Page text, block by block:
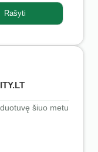
Rašyti
šiuo metu